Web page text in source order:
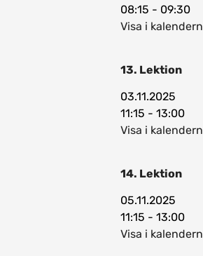
08:15 - 09:30
Visa i kalendern
13. Lektion
03.11.2025
11:15 - 13:00
Visa i kalendern
14. Lektion
05.11.2025
11:15 - 13:00
Visa i kalendern